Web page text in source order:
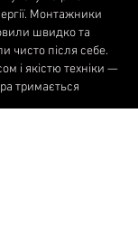
Монтажники
швидко та
чисто після себе.
і якістю техніки —
тримається